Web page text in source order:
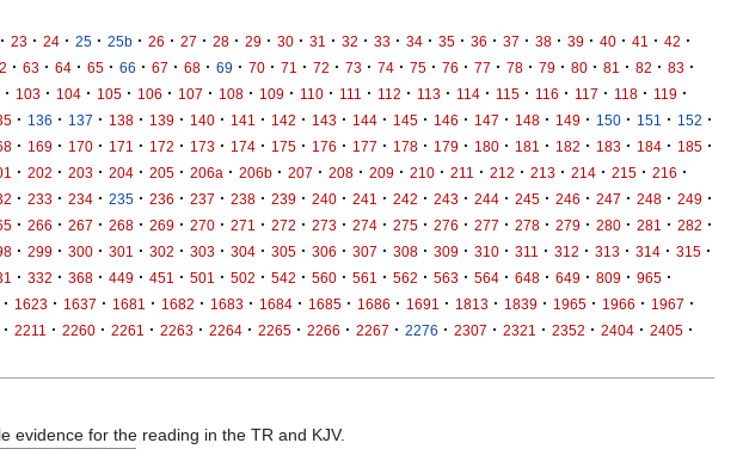
· 23 · 24 · 25 · 25b · 26 · 27 · 28 · 29 · 30 · 31 · 32 · 33 · 34 · 35 · 36 · 37 · 38 · 39 · 40 · 41 · 42 ·
· 63 · 64 · 65 · 66 · 67 · 68 · 69 · 70 · 71 · 72 · 73 · 74 · 75 · 76 · 77 · 78 · 79 · 80 · 81 · 82 · 83 ·
· 103 · 104 · 105 · 106 · 107 · 108 · 109 · 110 · 111 · 112 · 113 · 114 · 115 · 116 · 117 · 118 · 119 ·
· 136 · 137 · 138 · 139 · 140 · 141 · 142 · 143 · 144 · 145 · 146 · 147 · 148 · 149 · 150 · 151 · 152 ·
· 169 · 170 · 171 · 172 · 173 · 174 · 175 · 176 · 177 · 178 · 179 · 180 · 181 · 182 · 183 · 184 · 185 ·
· 202 · 203 · 204 · 205 · 206a · 206b · 207 · 208 · 209 · 210 · 211 · 212 · 213 · 214 · 215 · 216 ·
· 233 · 234 · 235 · 236 · 237 · 238 · 239 · 240 · 241 · 242 · 243 · 244 · 245 · 246 · 247 · 248 · 249 ·
· 266 · 267 · 268 · 269 · 270 · 271 · 272 · 273 · 274 · 275 · 276 · 277 · 278 · 279 · 280 · 281 · 282 ·
· 299 · 300 · 301 · 302 · 303 · 304 · 305 · 306 · 307 · 308 · 309 · 310 · 311 · 312 · 313 · 314 · 315 ·
· 332 · 368 · 449 · 451 · 501 · 502 · 542 · 560 · 561 · 562 · 563 · 564 · 648 · 649 · 809 · 965 ·
· 1623 · 1637 · 1681 · 1682 · 1683 · 1684 · 1685 · 1686 · 1691 · 1813 · 1839 · 1965 · 1966 · 1967 ·
· 2211 · 2260 · 2261 · 2263 · 2264 · 2265 · 2266 · 2267 · 2276 · 2307 · 2321 · 2352 · 2404 · 2405 ·
evidence for the reading in the TR and KJV.